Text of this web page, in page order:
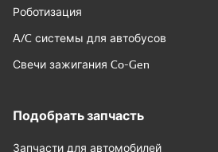
Роботизация
A/C системы для автобусов
Свечи зажигания Co-Gen
Подобрать запчасть
Запчасти для автомобилей